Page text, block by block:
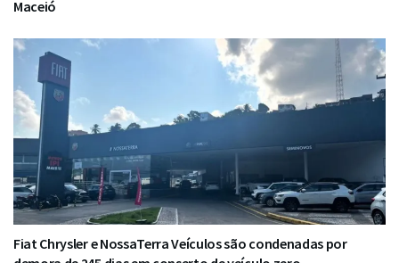
Maceió
Fiat Chrysler e NossaTerra Veículos são condenadas por